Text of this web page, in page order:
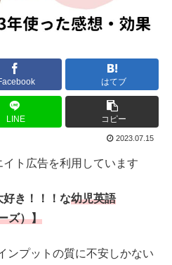
はてブ
LINE コピー
2023.07.15
ト広告を利用しています
好き！！！な幼児英語
ズ）】
ンプットの質に不安しかない